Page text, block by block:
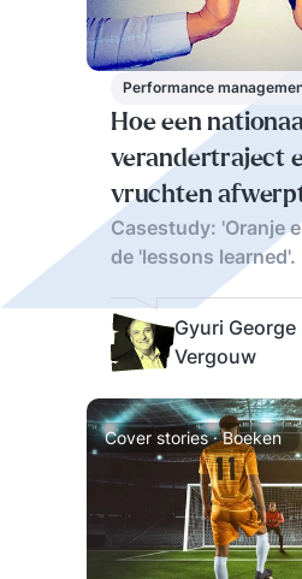
Performance
Hoe een
verandertraject
vruchten
Casestudy: 'Oranje
de 'lessons learned'.
Gyuri George
Vergouw
Cover stories · Boeken